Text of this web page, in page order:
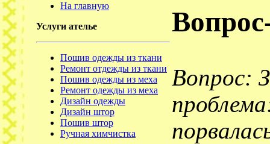
На главную
Услуги ателье
Пошив одежды из ткани
Ремонт отдежды из ткани
Пошив одежды из меха
Ремонт одежды из меха
Дизайн одежды
Дизайн штор
Пошив штор
Ручная химчистка
Вопрос: